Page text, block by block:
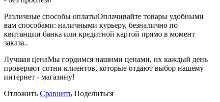
Различные способы оплатыОплачивайте товары удобными
вам способами: наличными курьеру, безналично по
квитанции банка или кредитной картой прямо в момент
заказа..
Лучшая ценаМы гордимся нашими ценами, их каждый день
проверяют сотни клиентов, которые отдают выбор нашему
интернет - магазину!
Отложить Сравнить Поделиться